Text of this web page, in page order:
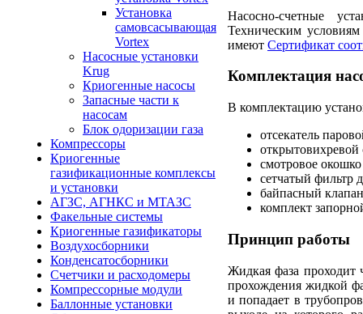
Установка
самовсасывающая
Vortex
Насосные установки
Krug
Криогенные насосы
Запасные части к
насосам
Блок одоризации газа
Компрессоры
Криогенные
газификационные комплексы
и установки
АГЗС, АГНКС и МТАЗС
Факельные системы
Криогенные газификаторы
Воздухосборники
Конденсатосборники
Счетчики и расходомеры
Компрессорные модули
Баллонные установки
Насосно-счетные
Техническим
имеют Сертификат
Комплектация
В комплектацию
отсекатель
смотровое
сетчатый фильтр
байпасный
комплект
Принцип работы
Жидкая фаза проходит
прохождения жидкой
и попадает в